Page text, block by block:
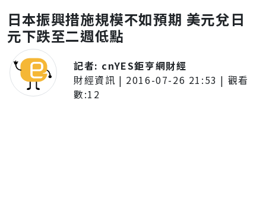
日本振興措施規模不如預期 美元兌日
元下跌至二週低點
記者: cnYES鉅亨網財經
財經資訊 | 2016-07-26 21:53 | 觀看
數:12